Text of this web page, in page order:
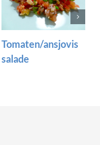
Tomaten/ansjovis
salade